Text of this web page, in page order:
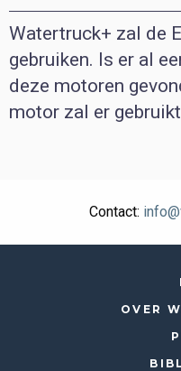
Watertruck+ zal de
gebruiken. Is er al
deze motoren
motor zal er
Contact:
OVER